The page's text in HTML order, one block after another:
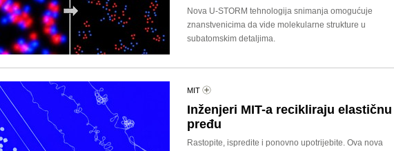
Nova U-STORM tehnologija snimanja omogućuje
znanstvenicima da vide molekularne strukture u
subatomskim detaljima.
MIT
Inženjeri MIT-a recikliraju elastičnu
pređu
Rastopite, ispredite i ponovno upotrijebite. Ova nova